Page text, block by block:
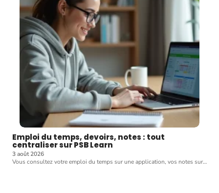
Emploi du temps, devoirs, notes : tout
centraliser sur PSB Learn
3 août 2026
Vous consultez votre emploi du temps sur une application, vos notes sur…